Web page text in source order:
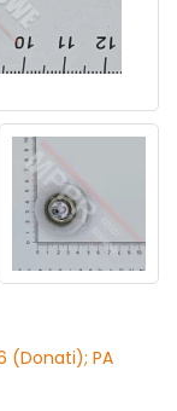
(Donati); PA